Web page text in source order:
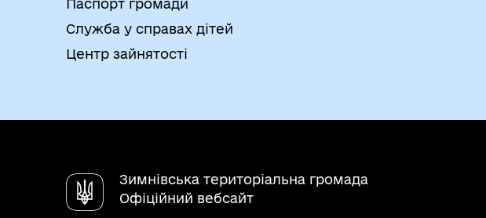
Паспорт громади
Служба у справах дітей
Центр зайнятості
Зимнівська територіальна громада
Офіційний вебсайт